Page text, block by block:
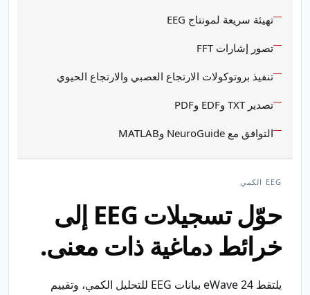
تهيئة سريعة لمونتاج EEG
تصور إشارات FFT
تنفيذ بروتوكولات الارتجاع العصبي والارتجاع الحيوي
تصدير TXT وEDF وPDF
التوافق مع NeuroGuide وMATLAB
EEG الكمي
حوّل تسجيلات EEG إلى
خرائط دماغية ذات معنى.
يلتقط eWave 24 بيانات EEG للتحليل الكمي، وتقييم